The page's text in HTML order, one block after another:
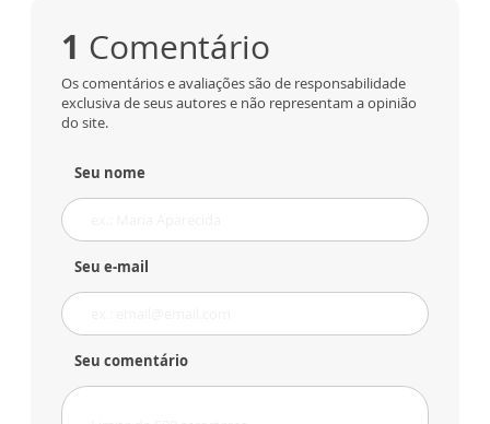
1 Comentário
Os comentários e avaliações são de responsabilidade
exclusiva de seus autores e não representam a opinião
do site.
Seu nome
Seu e-mail
Seu comentário